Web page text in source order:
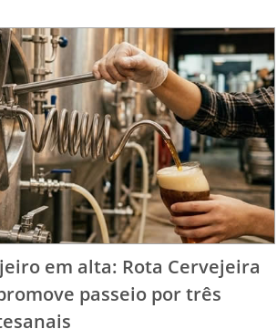
em alta: Rota Cervejeira
passeio por três